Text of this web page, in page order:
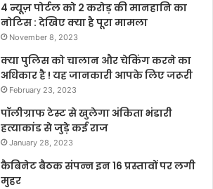
4 न्यूज़ पोर्टल को 2 करोड़ की मानहानि का
नोटिस : देखिए क्या है पूरा मामला
November 8, 2023
क्या पुलिस को चालान और चेकिंग करने का
अधिकार है ! यह जानकारी आपके लिए जरूरी
February 23, 2023
पॉलीग्राफ टेस्ट से खुलेगा अंकिता भंडारी
हत्याकांड से जुड़े कई राज
January 28, 2023
कैबिनेट बैठक संपन्न इन 16 प्रस्तावों पर लगी
मुहर